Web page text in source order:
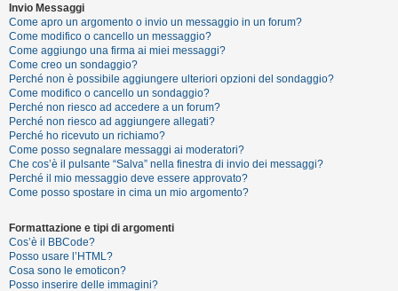
i
s
p
o
s
t
a
r
g
o
Invio Messaggi
Come apro un argomento o invio un messaggio in un forum?
Come modifico o cancello un messaggio?
Come aggiungo una firma ai miei messaggi?
Come creo un sondaggio?
Perché non è possibile aggiungere ulteriori opzioni del sondaggio?
Come modifico o cancello un sondaggio?
Perché non riesco ad accedere a un forum?
Perché non riesco ad aggiungere allegati?
Perché ho ricevuto un richiamo?
Come posso segnalare messaggi ai moderatori?
Che cos’è il pulsante “Salva” nella finestra di invio dei messaggi?
Perché il mio messaggio deve essere approvato?
Come posso spostare in cima un mio argomento?
Formattazione e tipi di argomenti
Cos’è il BBCode?
Posso usare l’HTML?
Cosa sono le emoticon?
Posso inserire delle immagini?